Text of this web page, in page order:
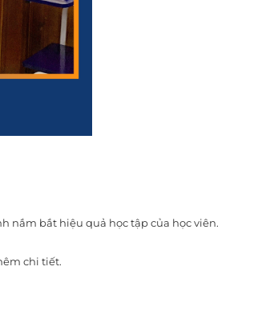
nắm bắt hiệu quả học tập của học viên.
chi tiết.